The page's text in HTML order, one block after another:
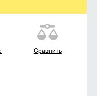
Сравнить